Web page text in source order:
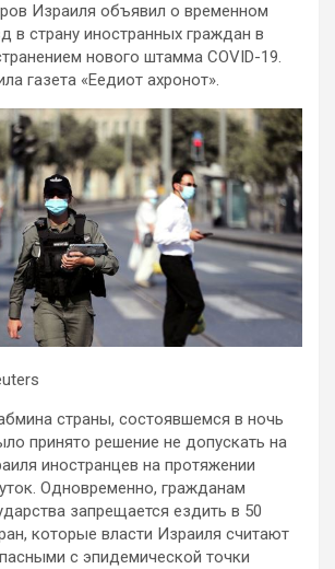
Израиля объявил о временном
в страну иностранных граждан в
нового штамма COVID-19.
газета «Еедиот ахронот».
страны, состоявшемся в ночь
принято решение не допускать на
иностранцев на протяжении
Одновременно, гражданам
запрещается ездить в 50
которые власти Израиля считают
с эпидемической точки